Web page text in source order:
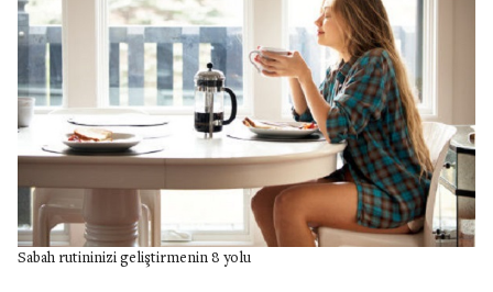
Sabah rutininizi geliştirmenin 8 yolu